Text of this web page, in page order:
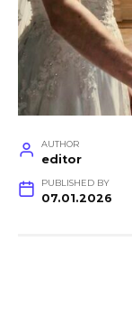
AUTHOR
editor
PUBLISHED BY
07.01.2026